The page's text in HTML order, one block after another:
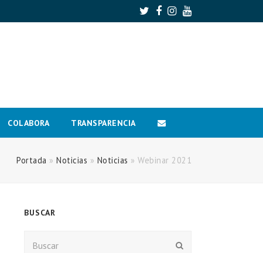
Twitter
Facebook
Instagram
Youtube
COLABORA TRANSPARENCIA
Portada » Noticias » Noticias » Webinar 2021
BUSCAR